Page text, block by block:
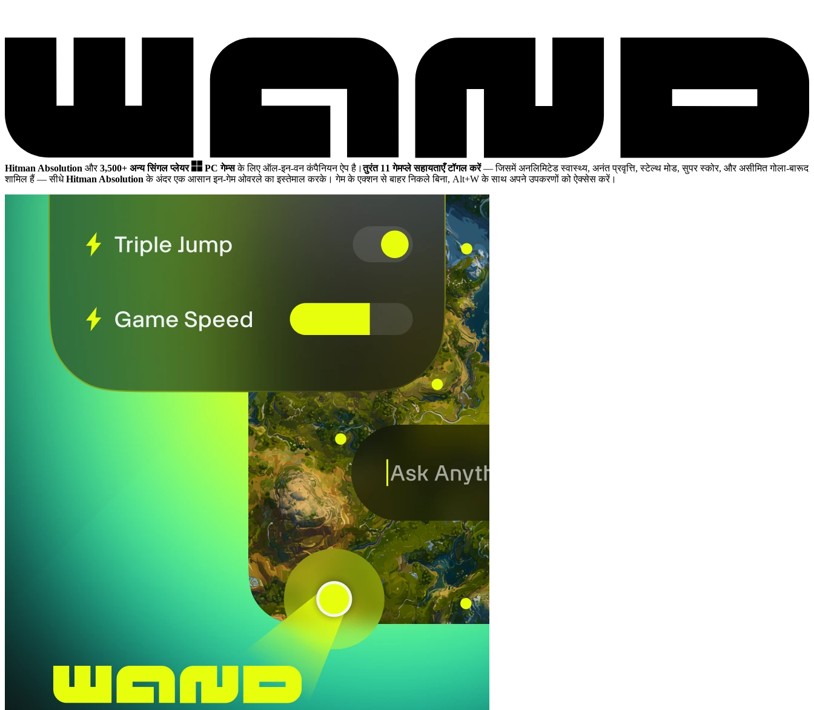
Hitman Absolution और3,500+ अन्य सिंगल प्लेयर PC गेम्सके लिए ऑल-इन-वन कंपैनियन ऐप है।तुरंत 11 गेमप्ले सहायताएँ टॉगल करें— जिसमें अनलिमिटेड स्वास्थ्य, अनंत प्रवृत्ति, स्टेल्थ मोड, सुपर स्कोर, और असीमित गोला-बारूद
शामिल हैं — सीधेHitman Absolution के अंदर एक आसान इन-गेम ओवरले का इस्तेमाल करके। गेम के एक्शन से बाहर निकले बिना, Alt+W के साथ अपने उपकरणों को ऐक्सेस करें।